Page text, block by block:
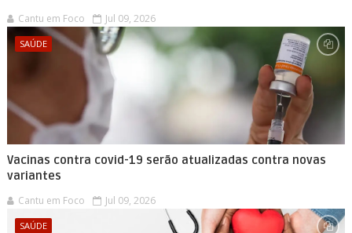
Cantu em Foco Jul 09, 2026
SAÚDE
Vacinas contra covid-19 serão atualizadas contra novas
variantes
Cantu em Foco Jul 09, 2026
SAÚDE